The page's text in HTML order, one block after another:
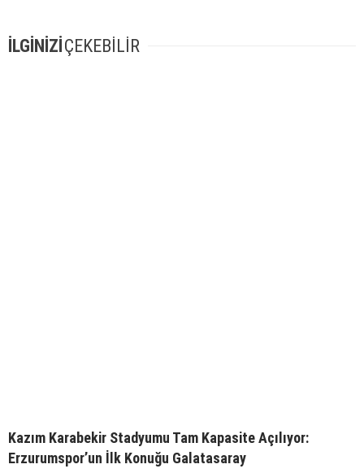
İLGİNİZİÇEKEBİLİR
Kazım Karabekir Stadyumu Tam Kapasite Açılıyor:
Erzurumspor’un İlk Konuğu Galatasaray